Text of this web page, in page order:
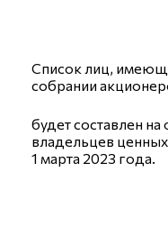
Список лиц,
собрании
будет составлен на
владельцев
1 марта 2023 года.